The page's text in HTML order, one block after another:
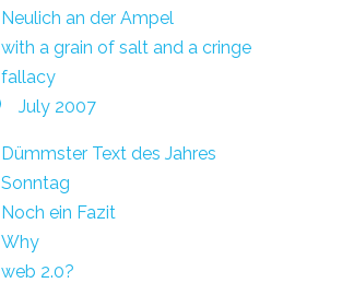
Neulich an der Ampel
with a grain of salt and a cringe
fallacy
July 2007
Dümmster Text des Jahres
Sonntag
Noch ein Fazit
Why
web 2.0?